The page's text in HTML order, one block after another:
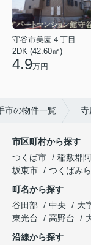
守谷市美園４丁目
2DK (42.60㎡)
4.9万円
市の物件一覧 寺
市区町村から探す
つくば市
稲敷郡
坂東市
つくばみ
町名から探す
谷田部
中央 大
東光台
高野台
沿線から探す